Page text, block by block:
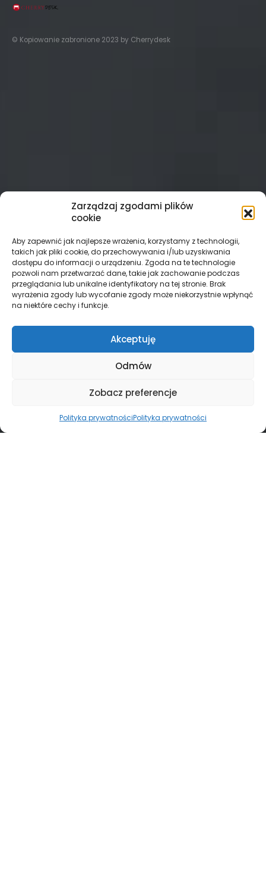
Zarządzaj zgodami plików
cookie
Aby zapewnić jak najlepsze wrażenia, korzystamy z technologii,
takich jak pliki cookie, do przechowywania i/lub uzyskiwania
dostępu do informacji o urządzeniu. Zgoda na te technologie
pozwoli nam przetwarzać dane, takie jak zachowanie podczas
przeglądania lub unikalne identyfikatory na tej stronie. Brak
wyrażenia zgody lub wycofanie zgody może niekorzystnie wpłynąć
na niektóre cechy i funkcje.
Akceptuję
Odmów
Zobacz preferencje
Polityka prywatnościPolityka prywatności
© Kopiowanie zabronione 2023 by Cherrydesk